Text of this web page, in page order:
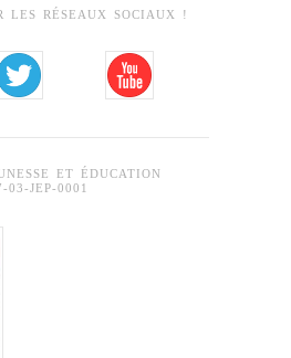
LES RÉSEAUX SOCIAUX !
ET ÉDUCATION
03-JEP-0001